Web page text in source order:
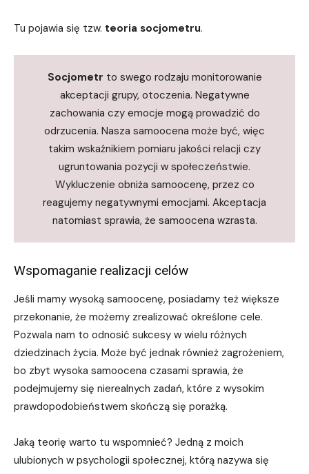
Tu pojawia się tzw. teoria socjometru.
Socjometr to swego rodzaju monitorowanie
akceptacji grupy, otoczenia. Negatywne
zachowania czy emocje mogą prowadzić do
odrzucenia. Nasza samoocena może być, więc
takim wskaźnikiem pomiaru jakości relacji czy
ugruntowania pozycji w społeczeństwie.
Wykluczenie obniża samoocenę, przez co
reagujemy negatywnymi emocjami. Akceptacja
natomiast sprawia, że samoocena wzrasta.
Wspomaganie realizacji celów
Jeśli mamy wysoką samoocenę, posiadamy też większe
przekonanie, że możemy zrealizować określone cele.
Pozwala nam to odnosić sukcesy w wielu różnych
dziedzinach życia. Może być jednak również zagrożeniem,
bo zbyt wysoka samoocena czasami sprawia, że
podejmujemy się nierealnych zadań, które z wysokim
prawdopodobieństwem skończą się porażką.
Jaką teorię warto tu wspomnieć? Jedną z moich
ulubionych w psychologii społecznej, którą nazywa się